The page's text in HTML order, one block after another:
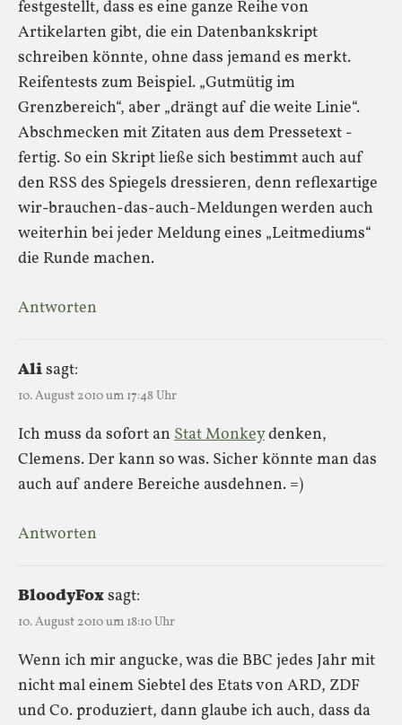
festgestellt, dass es eine ganze Reihe von
Artikelarten gibt, die ein Datenbankskript
schreiben könnte, ohne dass jemand es merkt.
Reifentests zum Beispiel. „Gutmütig im
Grenzbereich“, aber „drängt auf die weite Linie“.
Abschmecken mit Zitaten aus dem Pressetext -
fertig. So ein Skript ließe sich bestimmt auch auf
den RSS des Spiegels dressieren, denn reflexartige
wir-brauchen-das-auch-Meldungen werden auch
weiterhin bei jeder Meldung eines „Leitmediums“
die Runde machen.
Antworten
Alisagt:
10. August 2010 um 17:48 Uhr
Ich muss da sofort an Stat Monkeydenken,
Clemens. Der kann so was. Sicher könnte man das
auch auf andere Bereiche ausdehnen. =)
Antworten
BloodyFoxsagt:
10. August 2010 um 18:10 Uhr
Wenn ich mir angucke, was die BBC jedes Jahr mit
nicht mal einem Siebtel des Etats von ARD, ZDF
und Co. produziert, dann glaube ich auch, dass da